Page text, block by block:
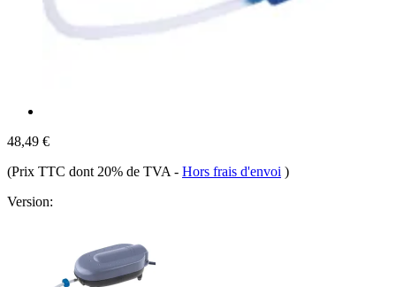
48,49 €
(Prix TTC dont 20% de TVA - Hors frais d'envoi )
Version: